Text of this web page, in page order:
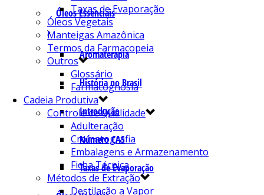
Óleos Essenciais
Aromaterapia
História no Brasil
Introdução
Número CAS
Taxas de Evaporação
Taxas de Evaporação
Óleos Vegetais
Manteigas Amazônica
Termos da Farmacopeia
Outros
Glossário
Farmacognosia
Cadeia Produtiva
Controle de Qualidade
Adulteração
Cromatografia
Embalagens e Armazenamento
Ficha Técnica
Métodos de Extração
Destilação a Vapor